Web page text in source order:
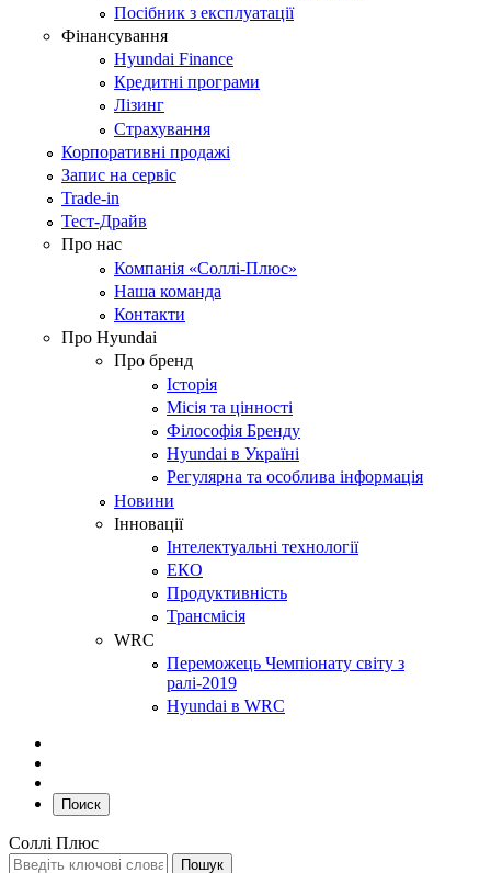
Посібник з експлуатації
Фінансування
Hyundai Finance
Кредитні програми
Лізинг
Страхування
Корпоративні продажі
Запис на сервіс
Trade-in
Тест-Драйв
Про нас
Компанія «Соллі-Плюс»
Наша команда
Контакти
Про Hyundai
Про бренд
Історія
Місія та цінності
Філософія Бренду
Hyundai в Україні
Регулярна та особлива інформація
Новини
Інновації
Інтелектуальні технології
ЕКО
Продуктивність
Трансмісія
WRC
Переможець Чемпіонату світу з
ралі-2019
Hyundai в WRC
Поиск
Соллі Плюс